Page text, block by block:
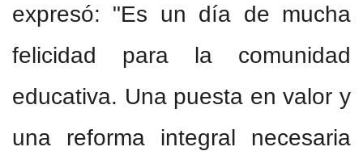
expresó: "Es un día de mucha
felicidad para la comunidad
educativa. Una puesta en valor y
una reforma integral necesaria